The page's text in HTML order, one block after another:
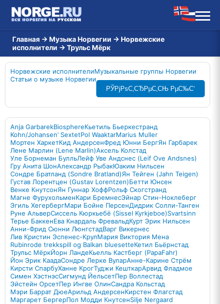
Главная → Музыка Норвегии → Норвежские
исполнители → Трульс Мёрк
Норвежские исполнителиМузыкальные группы Норвегии
Статьи о музыке Норвегии
РЎРјРѕС‚СЂРµС‚СЊ РµС‰С‘
Anja GarbarekBiosphereКьетиль Бьеркестранд
Kohn/Johansen’ SextetPol WaaktarMarius Muller
Мортен ХаркетКид АндерсенФред Юнни БергЯн Гарбарек
Лене Марлин (Lene Marlin)Аксель Колстад
Уле Борнеман БулльЛейф Уве Андснес (Leif Ove Andsnes)
Гру Анита ШонАлександр РыбакЮаким Нильсен
Сондре Братланд (Sondre Bratland)Ян Тейген (Jahn Teigen)
Густав Лорентцен (Gustav Lorentzen)Бетти Юнсен
Венке КнутсонЯн Гуннар ХоффРольф Скогстранд
Магне ФурухольменКари БремнесЭйнар Стин-Ноклеберг
Эгиль ХегербергМари Бойне ПерсенДидрик Солли-Танген
Руне АльверСиссель Кюркьебё (Sissel Kyrkjeboe)Svartsinn
Терье БаккенЕва Кнардаль ФревальдКурт Эрик Нильсен
Анни-Фрид Сюнни ЛюнгстадВарг Викернес
Лив Кристин Эспенес-КрулМария Виктория Мена
Rubinrode trekkspill og Balkan bluesetteКетил Бьёрнстад
Трульс МёркЙорн ЛандеКьелль Кастберг (PapaFahr)
Йон Эрик КаадаСондре Лерке ВуларАнне-Карине Стрём
Кирсти СпарбуХанне КрогТуджи КешткарАрвид Фладмое
Симен ХэстнэсСигмунд ЙельсетПер Воллестад
Эйстейн ОрсетПер Ингве ОлинСандра Кольстад
Мэри Баррат ДюеАрильд АндерсенКирстен Флагстад
Маргарет БергерПол Модди КнутсенSilje Nergaard